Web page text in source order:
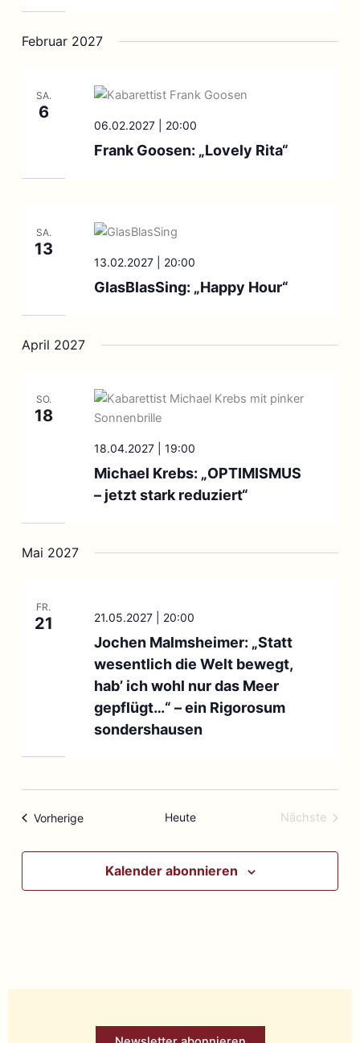
Februar 2027
SA.
6
Frank Goosen: „Lovely Rita“
06.02.2027 | 20:00
SA.
13
GlasBlasSing: „Happy Hour“
13.02.2027 | 20:00
April 2027
SO.
18
Michael Krebs: „OPTIMISMUS
– jetzt stark reduziert“
18.04.2027 | 19:00
Mai 2027
FR.
21
Jochen Malmsheimer: „Statt
wesentlich die Welt bewegt,
hab’ ich wohl nur das Meer
gepflügt…“ – ein Rigorosum
sondershausen
21.05.2027 | 20:00
VorherigeVeranstaltungenHeute
Nächste
Kalender abonnieren